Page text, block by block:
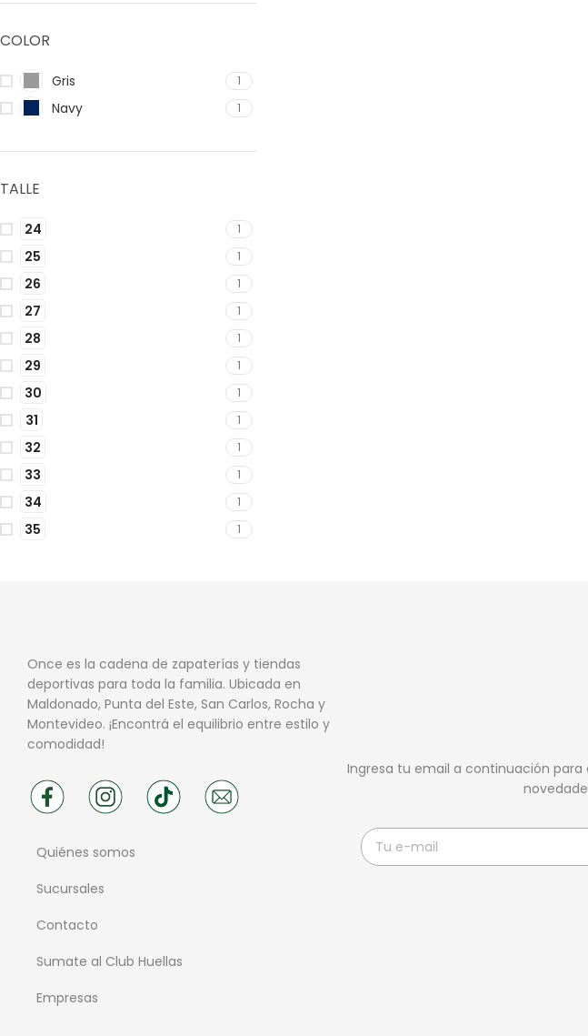
COLOR
Gris 1
Navy 1
TALLE
24 1
25 1
26 1
27 1
28 1
29 1
30 1
31 1
32 1
33 1
34 1
35 1
Once es la cadena de zapaterías y tiendas
deportivas para toda la familia. Ubicada en
Maldonado, Punta del Este, San Carlos, Rocha y
Montevideo. ¡Encontrá el equilibrio entre estilo y
comodidad!
Quiénes somos
Sucursales
Contacto
Sumate al Club Huellas
Empresas
Ingresa tu email a continuación